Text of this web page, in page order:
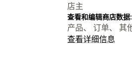
店主
查看和编辑商店数据:
产品、 订单、 其
查看详细信息